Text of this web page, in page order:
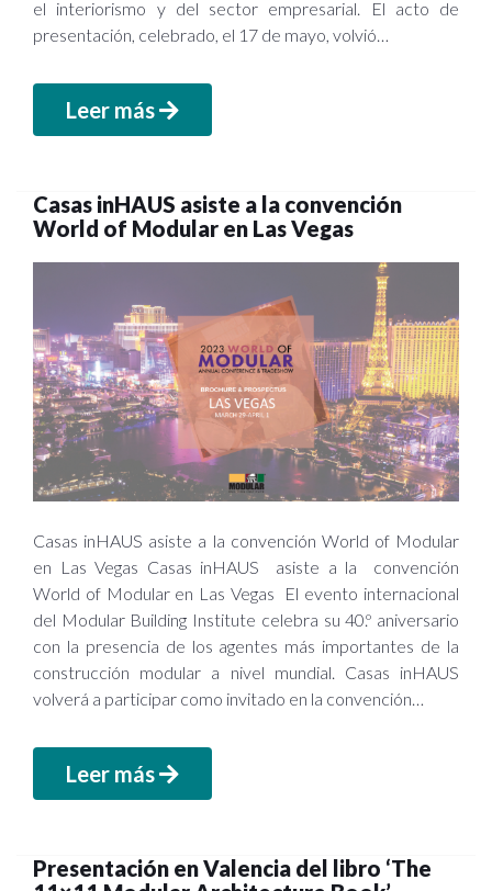
el interiorismo y del sector empresarial. El acto de
presentación, celebrado, el 17 de mayo, volvió…
Leer más
Casas inHAUS asiste a la convención
World of Modular en Las Vegas
Casas inHAUS asiste a la convención World of Modular
en Las Vegas Casas inHAUS asiste a la convención
World of Modular en Las Vegas El evento internacional
del Modular Building Institute celebra su 40.º aniversario
con la presencia de los agentes más importantes de la
construcción modular a nivel mundial. Casas inHAUS
volverá a participar como invitado en la convención…
Leer más
Presentación en Valencia del libro ‘The